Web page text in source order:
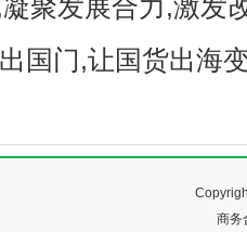
聚发展合力,激发
国门,让国货出海
商